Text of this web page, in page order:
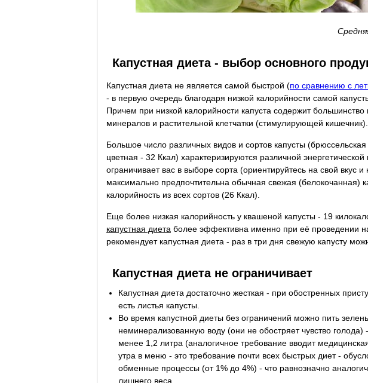
Капустная диета - выбор основного
Капустная диета не является самой быстрой (по сравнению с
- в первую очередь благодаря низкой калорийности самой
Причем при низкой калорийности капуста содержит
минералов и растительной клетчатки (стимулирующей кишечник).
Большое число различных видов и сортов капусты
цветная - 32 Ккал) характеризируются различной
ограничивает вас в выборе сорта (ориентируйтесь на свой вкус
максимально предпочтительна обычная свежая (белокочанная)
калорийность из всех сортов (26 Ккал).
Еще более низкая калорийность у квашеной капусты - 19
капустная диета более эффективна именно при её проведении
рекомендует капустная диета - раз в три дня свежую капусту
Капустная диета не ограничивает
Капустная диета достаточно жесткая - при обостренных
есть листья капусты.
Во время капустной диеты без ограничений можно пить
неминерализованную воду (они не обостряет чувство
менее 1,2 литра (аналогичное требование вводит
утра в меню - это требование почти всех быстрых диет -
обменные процессы (от 1% до 4%) - что равнозначно
лишнего веса.